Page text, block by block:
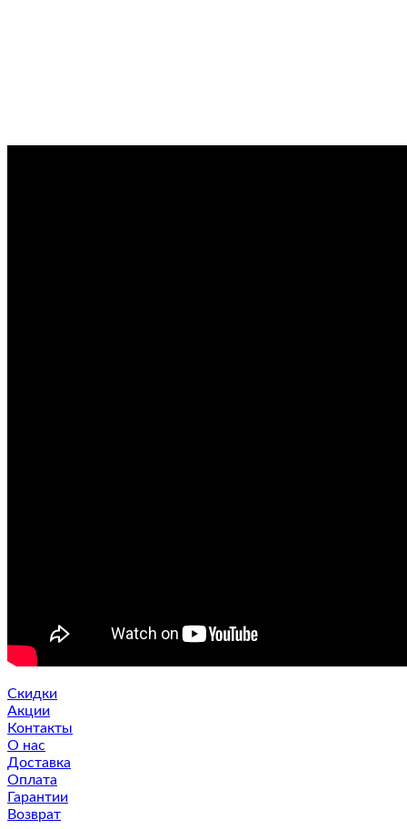
Скидки
Акции
Контакты
О нас
Доставка
Оплата
Гарантии
Возврат